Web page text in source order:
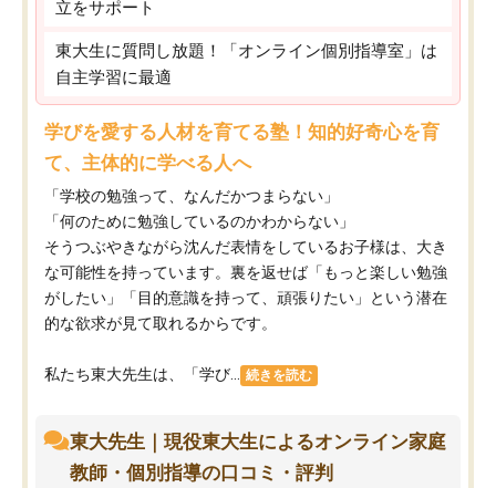
立をサポート
東大生に質問し放題！「オンライン個別指導室」は
自主学習に最適
学びを愛する人材を育てる塾！知的好奇心を育
て、主体的に学べる人へ
「学校の勉強って、なんだかつまらない」
「何のために勉強しているのかわからない」
そうつぶやきながら沈んだ表情をしているお子様は、大き
な可能性を持っています。裏を返せば「もっと楽しい勉強
がしたい」「目的意識を持って、頑張りたい」という潜在
的な欲求が見て取れるからです。
私たち東大先生は、「学び... 続きを読む
東大先生｜現役東大生によるオンライン家庭
教師・個別指導の口コミ・評判